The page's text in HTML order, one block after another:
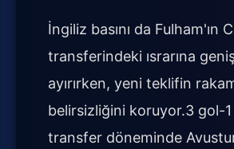
İngiliz basını da Fulham'ın
transferindeki ısrarına
ayırırken, yeni teklifin
belirsizliğini koruyor.3 gol-1
transfer döneminde